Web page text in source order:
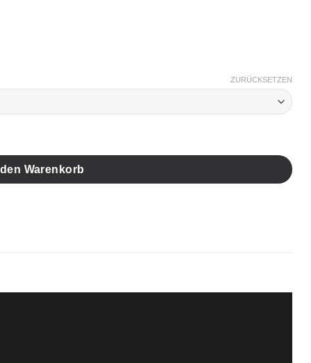
ZURÜCKSETZEN
den Warenkorb